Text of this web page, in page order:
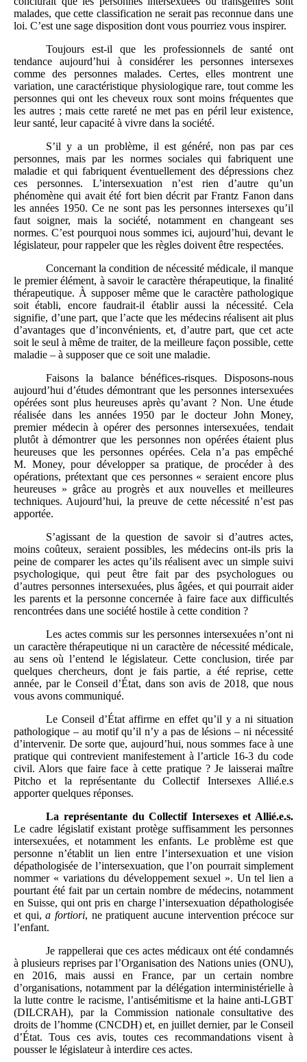
malades, que cette classification ne serait pas reconnue dans une
loi. C’est une sage disposition dont vous pourriez vous inspirer.
Toujours est-il que les professionnels de santé ont
tendance aujourd’hui à considérer les personnes intersexes
comme des personnes malades. Certes, elles montrent une
variation, une caractéristique physiologique rare, tout comme les
personnes qui ont les cheveux roux sont moins fréquentes que
les autres ; mais cette rareté ne met pas en péril leur existence,
leur santé, leur capacité à vivre dans la société.
S’il y a un problème, il est généré, non pas par ces
personnes, mais par les normes sociales qui fabriquent une
maladie et qui fabriquent éventuellement des dépressions chez
ces personnes. L’intersexuation n’est rien d’autre qu’un
phénomène qui avait été fort bien décrit par Frantz Fanon dans
les années 1950. Ce ne sont pas les personnes intersexes qu’il
faut soigner, mais la société, notamment en changeant ses
normes. C’est pourquoi nous sommes ici, aujourd’hui, devant le
législateur, pour rappeler que les règles doivent être respectées.
Concernant la condition de nécessité médicale, il manque
le premier élément, à savoir le caractère thérapeutique, la finalité
thérapeutique. À supposer même que le caractère pathologique
soit établi, encore faudrait-il établir aussi la nécessité. Cela
signifie, d’une part, que l’acte que les médecins réalisent ait plus
d’avantages que d’inconvénients, et, d’autre part, que cet acte
soit le seul à même de traiter, de la meilleure façon possible, cette
maladie – à supposer que ce soit une maladie.
Faisons la balance bénéfices-risques. Disposons-nous
aujourd’hui d’études démontrant que les personnes intersexuées
opérées sont plus heureuses après qu’avant ? Non. Une étude
réalisée dans les années 1950 par le docteur John Money,
premier médecin à opérer des personnes intersexuées, tendait
plutôt à démontrer que les personnes non opérées étaient plus
heureuses que les personnes opérées. Cela n’a pas empêché
M. Money, pour développer sa pratique, de procéder à des
opérations, prétextant que ces personnes « seraient encore plus
heureuses » grâce au progrès et aux nouvelles et meilleures
techniques. Aujourd’hui, la preuve de cette nécessité n’est pas
apportée.
S’agissant de la question de savoir si d’autres actes,
moins coûteux, seraient possibles, les médecins ont-ils pris la
peine de comparer les actes qu’ils réalisent avec un simple suivi
psychologique, qui peut être fait par des psychologues ou
d’autres personnes intersexuées, plus âgées, et qui pourrait aider
les parents et la personne concernée à faire face aux difficultés
rencontrées dans une société hostile à cette condition ?
Les actes commis sur les personnes intersexuées n’ont ni
un caractère thérapeutique ni un caractère de nécessité médicale,
au sens où l’entend le législateur. Cette conclusion, tirée par
quelques chercheurs, dont je fais partie, a été reprise, cette
année, par le Conseil d’État, dans son avis de 2018, que nous
vous avons communiqué.
Le Conseil d’État affirme en effet qu’il y a ni situation
pathologique – au motif qu’il n’y a pas de lésions – ni nécessité
d’intervenir. De sorte que, aujourd’hui, nous sommes face à une
pratique qui contrevient manifestement à l’article 16-3 du code
civil. Alors que faire face à cette pratique ? Je laisserai maître
Pitcho et la représentante du Collectif Intersexes Allié.e.s
apporter quelques réponses.
La représentante du Collectif Intersexes et Allié.e.s.
Le cadre législatif existant protège suffisamment les personnes
intersexuées, et notamment les enfants. Le problème est que
personne n’établit un lien entre l’intersexuation et une vision
dépathologisée de l’intersexuation, que l’on pourrait simplement
nommer « variations du développement sexuel ». Un tel lien a
pourtant été fait par un certain nombre de médecins, notamment
en Suisse, qui ont pris en charge l’intersexuation dépathologisée
et qui,a fortiori, ne pratiquent aucune intervention précoce sur
l’enfant.
Je rappellerai que ces actes médicaux ont été condamnés
à plusieurs reprises par l’Organisation des Nations unies (ONU),
en 2016, mais aussi en France, par un certain nombre
d’organisations, notamment par la délégation interministérielle à
la lutte contre le racisme, l’antisémitisme et la haine anti-LGBT
(DILCRAH), par la Commission nationale consultative des
droits de l’homme (CNCDH) et, en juillet dernier, par le Conseil
d’État. Tous ces avis, toutes ces recommandations visent à
pousser le législateur à interdire ces actes.